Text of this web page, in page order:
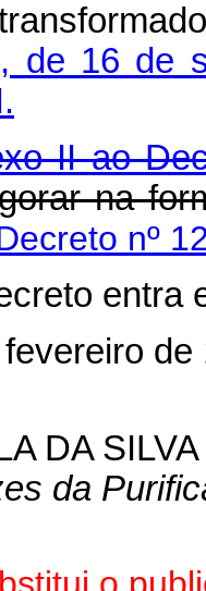
de 16 de
II ao
na
nº
entra
de
DA SILVA
da